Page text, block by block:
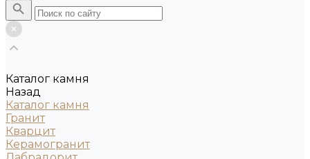
Каталог камня
Назад
Каталог камня
Гранит
Кварцит
Керамогранит